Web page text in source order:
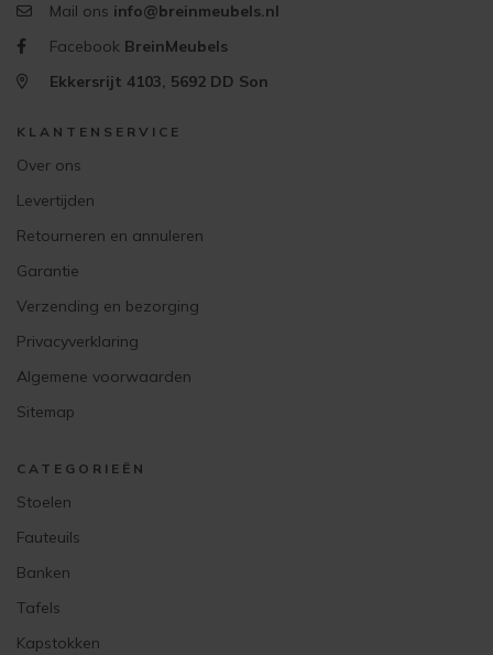
Mail ons info@breinmeubels.nl
Facebook BreinMeubels
Ekkersrijt 4103, 5692 DD Son
KLANTENSERVICE
Over ons
Levertijden
Retourneren en annuleren
Garantie
Verzending en bezorging
Privacyverklaring
Algemene voorwaarden
Sitemap
CATEGORIEËN
Stoelen
Fauteuils
Banken
Tafels
Kapstokken